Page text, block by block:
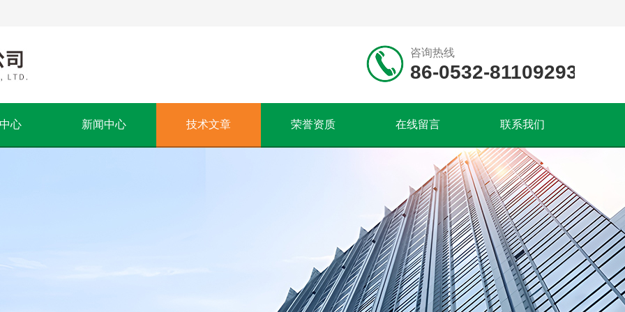
咨询热线
86-0532-81109293
心 新闻中心 技术文章 荣誉资质 在线留言 联系我们